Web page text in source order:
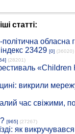
статті:
обласна
23429 [0] (36020)
(28201)
«Children
викрили
час свіжими,
[965] (27267)
як